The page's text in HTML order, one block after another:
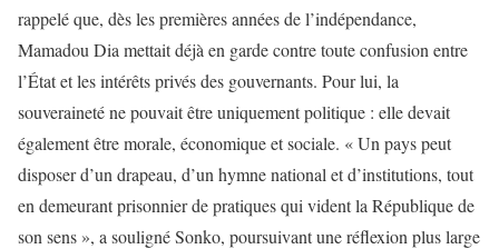
rappelé que, dès les premières années de l’indépendance,
Mamadou Dia mettait déjà en garde contre toute confusion entre
l’État et les intérêts privés des gouvernants. Pour lui, la
souveraineté ne pouvait être uniquement politique : elle devait
également être morale, économique et sociale. « Un pays peut
disposer d’un drapeau, d’un hymne national et d’institutions, tout
en demeurant prisonnier de pratiques qui vident la République de
son sens », a souligné Sonko, poursuivant une réflexion plus large